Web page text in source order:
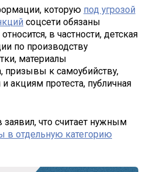
которую под угрозой
соцсети обязаны
в частности, детская
по производству
материалы
призывы к самоубийству,
акциям протеста, публичная
что считает нужным
в отдельную категорию